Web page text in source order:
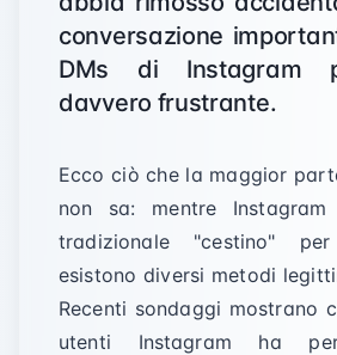
conversazione
DMs di Instagram
davvero frustrante.
Ecco ciò che la maggior
non sa: mentre
tradizionale "cestino"
esistono diversi metodi
Recenti sondaggi mostrano
utenti Instagram ha